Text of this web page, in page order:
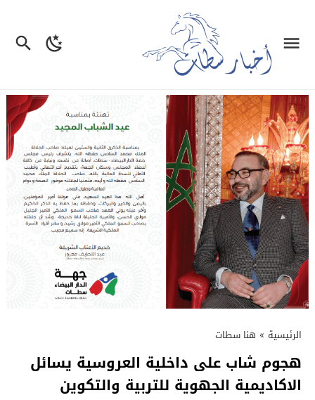
الرئيسية » هنا سطات
هجوم شاب على داخلية العروسية يسائل
الاكاديمية الجهوية للتربية والتكوين